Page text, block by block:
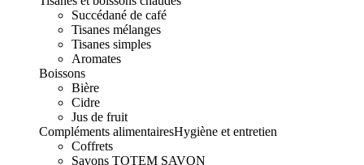
Succédané de café
Tisanes mélanges
Tisanes simples
Aromates
Boissons
Bière
Cidre
Jus de fruit
Compléments alimentairesHygiène et entretien
Coffrets
Savons TOTEM SAVON